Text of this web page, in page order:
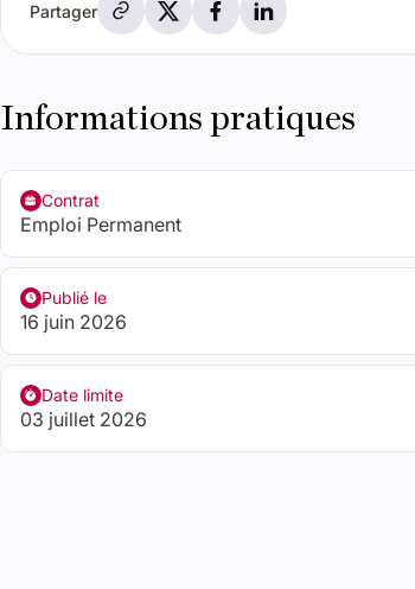
Partager
Informations pratiques
Contrat
Emploi Permanent
Publié le
16 juin 2026
Date limite
03 juillet 2026